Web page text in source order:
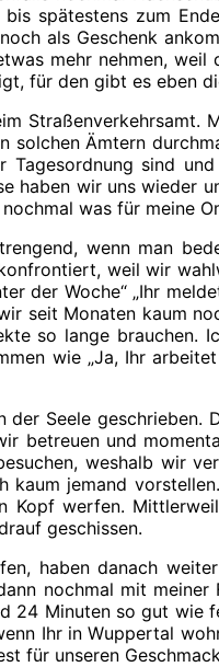
spätestens zum
als Geschenk
mehr nehmen,
für den gibt es eben
Straßenverkehrsamt.
solchen Ämtern
sind
haben wir uns wieder
was für meine
wenn man
weil wir
der Woche“ „Ihr
seit Monaten kaum
so lange
wie „Ja, Ihr
Seele geschrieben.
betreuen und
weshalb wir
kaum jemand
Kopf werfen.
geschissen.
haben danach
nochmal mit
24 Minuten so gut
Ihr in Wuppertal
für unseren